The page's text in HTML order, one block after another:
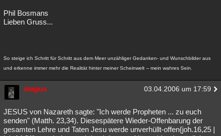
Phil Bosmans
Lieben Gruss...
So steige ich Schritt für Schritt aus dem Meer unzähliger Gedanken- und Wunschbilder aus
und erkenne immer mehr die Realität hinter meiner Scheinwelt -- mein wahres Sein.
magus 03.04.2006 um 17:59
JESUS von Nazareth sagte: "Ich werde Propheten ... zu euch
senden" (Matth. 23,34). Diesespätere Wieder-Offenbarung der
gesamten Lehre und Taten Jesu werde unverhüllt-offen{joh.16,25 |